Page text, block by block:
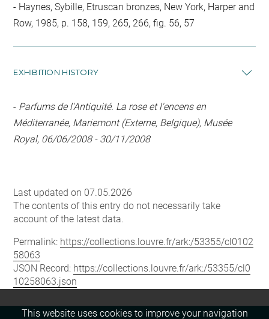
- Haynes, Sybille, Etruscan bronzes, New York, Harper and
Row, 1985, p. 158, 159, 265, 266, fig. 56, 57
EXHIBITION HISTORY
- Parfums de l'Antiquité. La rose et l'encens en
Méditerranée, Mariemont (Externe, Belgique), Musée
Royal, 06/06/2008 - 30/11/2008
Last updated on 07.05.2026
The contents of this entry do not necessarily take
account of the latest data.
Permalink: https://collections.louvre.fr/ark:/53355/cl0102
58063
JSON Record: https://collections.louvre.fr/ark:/53355/cl0
10258063.json
This website uses cookies to improve your navigation